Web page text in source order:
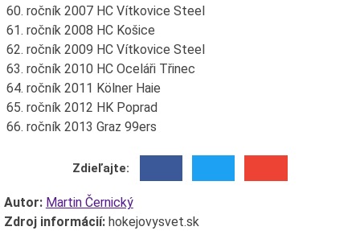
60. ročník 2007 HC Vítkovice Steel
61. ročník 2008 HC Košice
62. ročník 2009 HC Vítkovice Steel
63. ročník 2010 HC Oceláři Třinec
64. ročník 2011 Kölner Haie
65. ročník 2012 HK Poprad
66. ročník 2013 Graz 99ers
Zdieľajte:
Autor: Martin Černický
Zdroj informácií:hokejovysvet.sk